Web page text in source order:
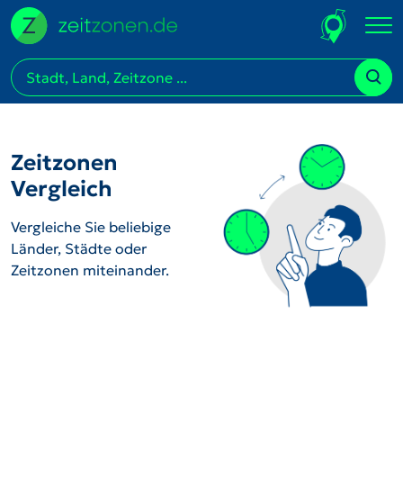
Zeitzonen
Vergleich
Vergleiche Sie beliebige
Länder, Städte oder
Zeitzonen miteinander.